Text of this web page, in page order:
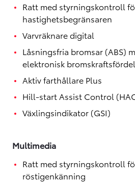
Ratt med styrningskontroll
hastighetsbegränsaren
Varvräknare digital
Låsningsfria bromsar (ABS)
elektronisk
Aktiv farthållare Plus
Hill-start Assist Control
Växlingsindikator (GSI)
Multimedia
Ratt med styrningskontroll
röstigenkänning